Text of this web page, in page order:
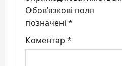
a
t
i
Обов’язкові поля
позначені *
Коментар *